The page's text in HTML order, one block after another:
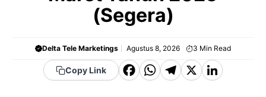
(Segera)
Delta Tele Marketings Agustus 8, 2026 3 Min Read
Copy Link
F WT X Li